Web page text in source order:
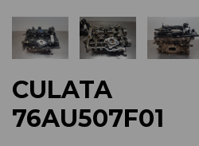
CULATA
76AU507F01